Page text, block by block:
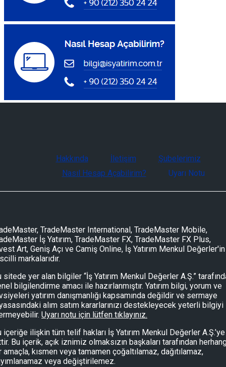
Hakkında İletişim
Şubelerimiz
Nasıl Hesap Açabilirim?
Uyarı Notu
TradeMaster International, TradeMaster Mobile,
İş Yatırım, TradeMaster FX, TradeMaster FX Plus,
Art, Geniş Açı ve Camiş Online, İş Yatırım Menkul Değerler'in
markalarıdır.
sitede yer alan bilgiler “İş Yatırım Menkul Değerler A.Ş.”
bilgilendirme amacı ile hazırlanmıştır. Yatırım bilgi, yorum ve
yatırım danışmanlığı kapsamında değildir ve sermaye
alım satım kararlarınızı destekleyecek yeterli bilgiyi
Uyarı notu için lütfen tıklayınız.
içeriğe ilişkin tüm telif hakları İş Yatırım Menkul Değerler A.Ş.’ye
Bu içerik, açık iznimiz olmaksızın başkaları tarafından
amaçla, kısmen veya tamamen çoğaltılamaz, dağıtılamaz,
veya değiştirilemez.